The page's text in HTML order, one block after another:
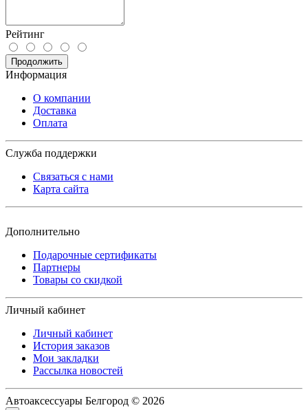
Рейтинг
Продолжить
Информация
О компании
Доставка
Оплата
Служба поддержки
Связаться с нами
Карта сайта
Дополнительно
Подарочные сертификаты
Партнеры
Товары со скидкой
Личный кабинет
Личный кабинет
История заказов
Мои закладки
Рассылка новостей
Автоаксессуары Белгород © 2026